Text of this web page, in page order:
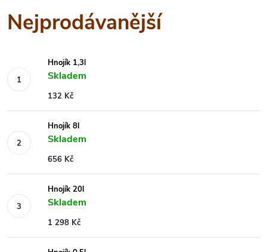
Nejprodávanější
Hnojík 1,3l
Skladem
132 Kč
Hnojík 8l
Skladem
656 Kč
Hnojík 20l
Skladem
1 298 Kč